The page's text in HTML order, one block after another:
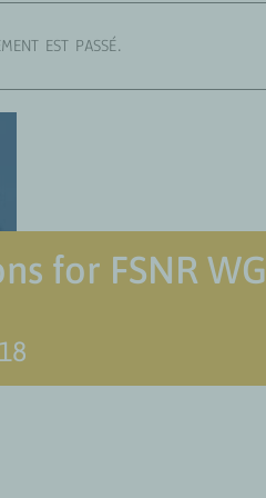
EST PASSÉ.
for FSNR WG